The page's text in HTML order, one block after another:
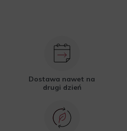
Dostawa nawet na
drugi dzień